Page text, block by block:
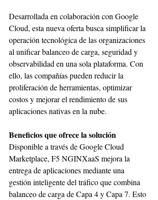
Desarrollada en colaboración con Google
Cloud, esta nueva oferta busca simplificar la
operación tecnológica de las organizaciones
al unificar balanceo de carga, seguridad y
observabilidad en una sola plataforma. Con
ello, las compañías pueden reducir la
proliferación de herramientas, optimizar
costos y mejorar el rendimiento de sus
aplicaciones nativas en la nube.
Beneficios que ofrece la solución
Disponible a través de Google Cloud
Marketplace, F5 NGINXaaS mejora la
entrega de aplicaciones mediante una
gestión inteligente del tráfico que combina
balanceo de carga de Capa 4 y Capa 7. Esto